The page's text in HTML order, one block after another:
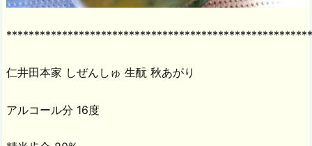
仁井田本家 しぜんしゅ 生酛 秋あがり
アルコール分 16度